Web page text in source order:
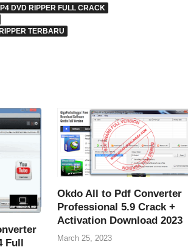
DVD RIPPER FULL CRACK
TERBARU
Full
Okdo All to Pdf Converter
Professional 5.9 Crack +
Activation Download 2023
March 25, 2023